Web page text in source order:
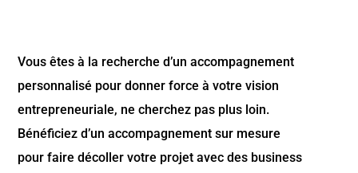
Vous êtes à la recherche d’un accompagnement
personnalisé pour donner force à votre vision
entrepreneuriale, ne cherchez pas plus loin.
Bénéficiez d’un accompagnement sur mesure
pour faire décoller votre projet avec des business